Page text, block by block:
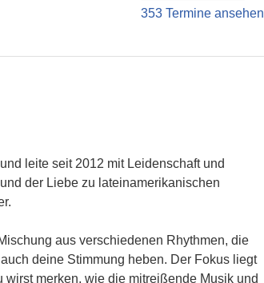
353 Termine ansehen
leite seit 2012 mit Leidenschaft und
der Liebe zu lateinamerikanischen
aus verschiedenen Rhythmen, die
deine Stimmung heben. Der Fokus liegt
merken, wie die mitreißende Musik und